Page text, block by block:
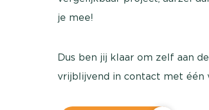
je mee!
Dus ben jij klaar om zelf aan
vrijblijvend in contact met één